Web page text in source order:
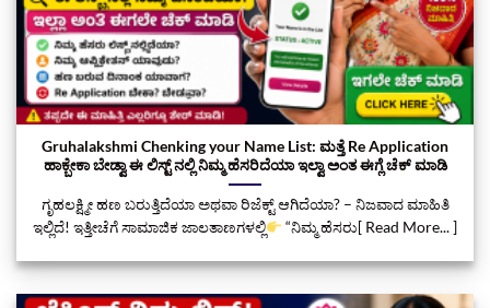
Gruhalakshmi Chenking your Name List: ಮತ್ತೆ Re Application
ಹಾಕ್ಬೇಕಾ ಬೇಡ್ವಾ ಈ ಲಿಸ್ಟ್‌ ನಲ್ಲಿ ನಿಮ್ಮ ಹೆಸರಿದೆಯಾ ಇಲ್ವಾ ಅಂತ ಈಗ್ಲೆ ಚೆಕ್‌ ಮಾಡಿ
ಗೃಹಲಕ್ಷ್ಮೀ ಹಣ ಬರುತ್ತಿದೆಯಾ ಅಥವಾ ರಿಜೆಕ್ಟ್ ಆಗಿದೆಯಾ? – ನಿಜವಾದ ಮಾಹಿತಿ
ಇಲ್ಲಿದೆ! ಇತ್ತೀಚೆಗೆ ಸಾಮಾಜಿಕ ಜಾಲತಾಣಗಳಲ್ಲಿ
“ನಿಮ್ಮ ಹೆಸರು[ Read More... ]